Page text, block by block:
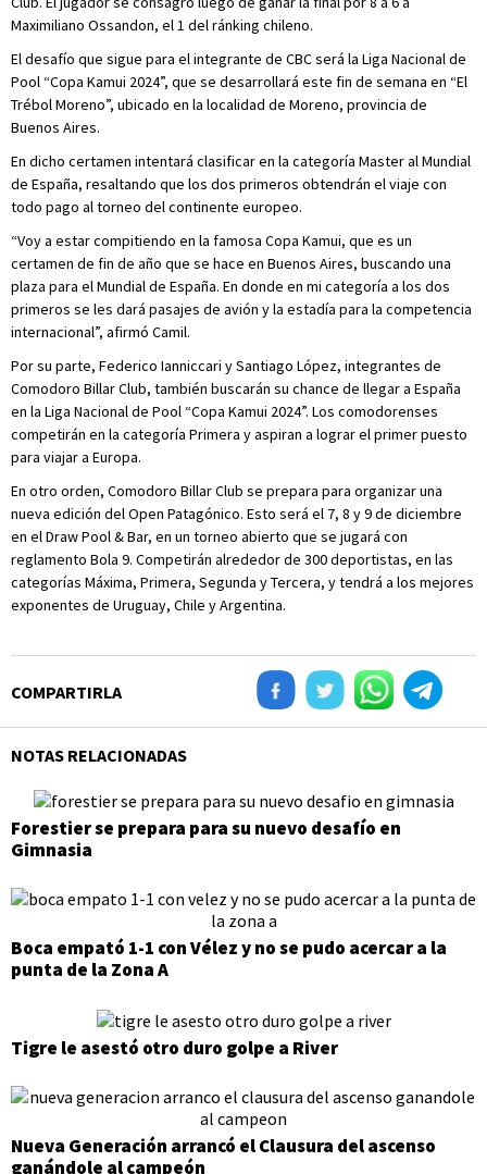
Maximiliano Ossandon, el 1 del ránking chileno.
El desafío que sigue para el integrante de CBC será la Liga Nacional de
Pool “Copa Kamui 2024”, que se desarrollará este fin de semana en “El
Trébol Moreno”, ubicado en la localidad de Moreno, provincia de
Buenos Aires.
En dicho certamen intentará clasificar en la categoría Master al Mundial
de España, resaltando que los dos primeros obtendrán el viaje con
todo pago al torneo del continente europeo.
“Voy a estar compitiendo en la famosa Copa Kamui, que es un
certamen de fin de año que se hace en Buenos Aires, buscando una
plaza para el Mundial de España. En donde en mi categoría a los dos
primeros se les dará pasajes de avión y la estadía para la competencia
internacional”, afirmó Camil.
Por su parte, Federico Ianniccari y Santiago López, integrantes de
Comodoro Billar Club, también buscarán su chance de llegar a España
en la Liga Nacional de Pool “Copa Kamui 2024”. Los comodorenses
competirán en la categoría Primera y aspiran a lograr el primer puesto
para viajar a Europa.
En otro orden, Comodoro Billar Club se prepara para organizar una
nueva edición del Open Patagónico. Esto será el 7, 8 y 9 de diciembre
en el Draw Pool & Bar, en un torneo abierto que se jugará con
reglamento Bola 9. Competirán alrededor de 300 deportistas, en las
categorías Máxima, Primera, Segunda y Tercera, y tendrá a los mejores
exponentes de Uruguay, Chile y Argentina.
COMPARTIRLA
NOTAS RELACIONADAS
Forestier se prepara para su nuevo desafío en
Gimnasia
Boca empató 1-1 con Vélez y no se pudo acercar a la
punta de la Zona A
Tigre le asestó otro duro golpe a River
Nueva Generación arrancó el Clausura del ascenso
ganándole al campeón